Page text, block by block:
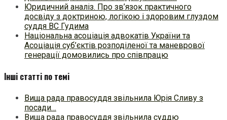
Юридичний аналіз. Про зв’язок практичного
досвіду з доктриною, логікою і здоровим глуздом
суддя ВС Гудима
Національна асоціація адвокатів України та
Асоціація суб’єктів розподіленої та маневрової
генерації домовились про співпрацю
Інші статті по темі
Вища рада правосуддя звільнила Юрія Сливу з
посади…
Вища рада правосуддя звільнила суддю